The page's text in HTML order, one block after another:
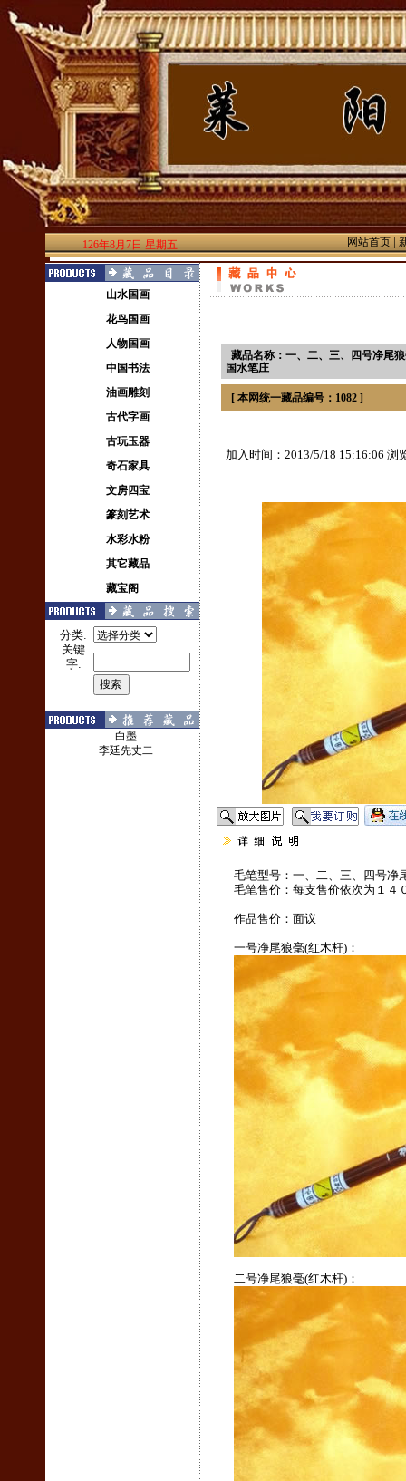
126年8月7日 星期五 网站首页|
山水国画
花鸟国画
人物国画
中国书法
油画雕刻
古代字画
古玩玉器
奇石家具
文房四宝
篆刻艺术
水彩水粉
其它藏品
藏宝阁
分类:
关键
字:
白墨
李廷先丈二
藏品名称：一、二、三、四号净尾
国水笔庄
[ 本网统一藏品编号：1082 ]
加入时间：2013/5/18 15:16:06 浏
毛笔型号：一、二、三、四号
毛笔售价：每支售价依次为１４
作品售价：面议
一号净尾狼毫(红木杆)：
二号净尾狼毫(红木杆)：